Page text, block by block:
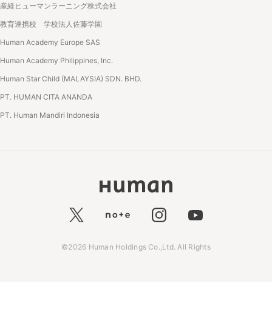
産経ヒューマンラーニング株式会社
教育連携校 学校法人佐藤学園
Human Academy Europe SAS
Human Academy Philippines, Inc.
Human Star Child (MALAYSIA) SDN. BHD.
PT. HUMAN CITA ANANDA
PT. Human Mandiri Indonesia
©2026 Human Holdings Co.,Ltd. All Rights